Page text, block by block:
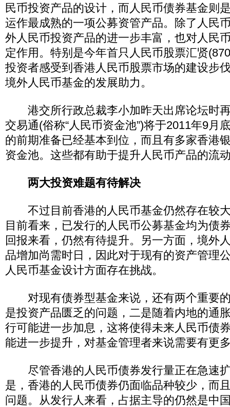
民币投资产品的设计，而人民币债券基金则
运作最成熟的一项公募资管产品。除了人民
外人民币投资产品的进一步丰富，也对人民
定作用。特别是今年首只人民币股票汇贤
投资者感受到香港人民币股票市场的建设步
境外人民币基金的发展助力。
港交所行政总裁李小加昨天出席论坛时
交易通(俗称“人民币资金池”)将于2011年9月
的前期准备已经基本到位，而且有多家香港
资金池。这些都有助于提升人民币产品的流
两大投资难题有待解决
不过目前香港的人民币基金仍然存在较
目前看来，已发行的人民币公募基金均为债
回报来看，仍然有待提升。另一方面，境外
品增加尚需时日，因此对于现有的资产管理
人民币基金设计方面存在挑战。
对现有债券型基金来说，还有两个重要
是投资产品匮乏的问题，二是随着内地的通
行可能进一步加息，这将使得未来人民币债
能进一步提升，对基金管理者来说需要有更
尽管香港的人民币债券发行量正在急速
是，香港的人民币债券仍面临品种较少，而
问题。从发行人来看，占据主导的仍然是中